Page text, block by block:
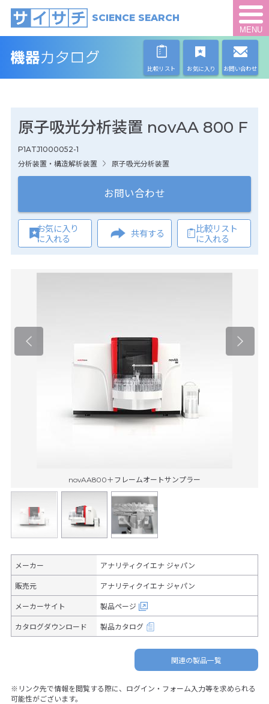
SCIENCE SEARCH
MENU
比較リスト お気に入り お問い合わせ
原子吸光分析装置 novAA 800 F
P1ATJ1000052-1
分析装置・構造解析装置
原子吸光分析装置
お問い合わせ
お気に入り
に入れる
共有する
比較リスト
に入れる
novAA800＋フレームオートサンプラー
メーカー アナリティクイエナ ジャパン
販売元 アナリティクイエナ ジャパン
メーカーサイト 製品ページ
カタログダウンロード 製品カタログ
関連の製品一覧
※リンク先で情報を閲覧する際に、ログイン・フォーム入力等を求められる
可能性がございます。